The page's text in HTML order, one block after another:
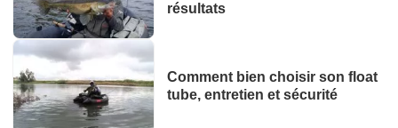
résultats
Comment bien choisir son float
tube, entretien et sécurité